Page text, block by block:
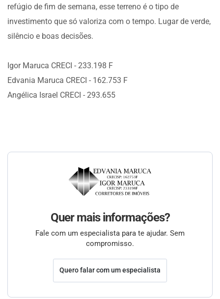
refúgio de fim de semana, esse terreno é o tipo de
investimento que só valoriza com o tempo. Lugar de verde,
silêncio e boas decisões.
Igor Maruca CRECI - 233.198 F
Edvania Maruca CRECI - 162.753 F
Angélica Israel CRECI - 293.655
Quer mais informações?
Fale com um especialista para te ajudar. Sem
compromisso.
Quero falar com um especialista